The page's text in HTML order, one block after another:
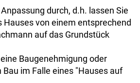
durch, d.h. lassen Sie
Hauses von einem entsprechend
auf das Grundstück
Baugenehmigung oder
Bau im Falle eines "Hauses auf